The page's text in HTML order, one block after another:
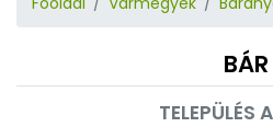
BÁR
TELEPÜLÉS